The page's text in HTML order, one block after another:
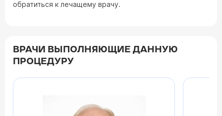
обратиться к лечащему врачу.
ВРАЧИ ВЫПОЛНЯЮЩИЕ ДАННУЮ
ПРОЦЕДУРУ